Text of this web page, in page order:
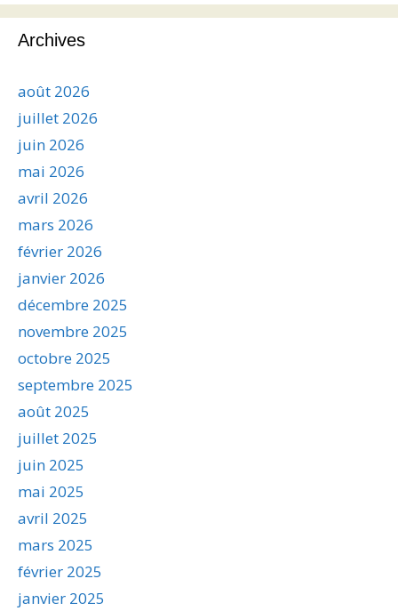
Archives
août 2026
juillet 2026
juin 2026
mai 2026
avril 2026
mars 2026
février 2026
janvier 2026
décembre 2025
novembre 2025
octobre 2025
septembre 2025
août 2025
juillet 2025
juin 2025
mai 2025
avril 2025
mars 2025
février 2025
janvier 2025